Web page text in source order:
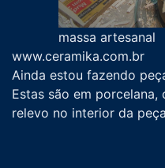
massa artesanal
www.ceramika.com.br
Ainda estou fazendo
Estas são em
relevo no interior da